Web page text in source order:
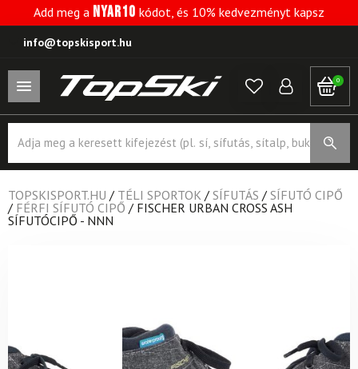
Add meg a NYAR10 kódot, és 10% kedvezményt kapsz
info@topskisport.hu
0
search
TOPSKISPORT.HU / TÉLI SPORTOK / SÍFUTÁS / SÍFUTÓ CIPŐ
/ FÉRFI SÍFUTÓ CIPŐ / FISCHER URBAN CROSS ASH
SÍFUTÓCIPŐ - NNN